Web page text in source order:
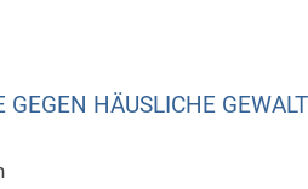
HÄUSLICHE